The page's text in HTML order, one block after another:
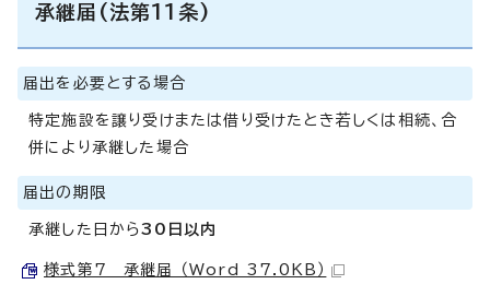
承継届(法第11条)
届出を必要とする場合
特定施設を譲り受けまたは借り受けたとき若しくは相続、合
併により承継した場合
届出の期限
承継した日から30日以内
様式第7 承継届 （Word 37.0KB）